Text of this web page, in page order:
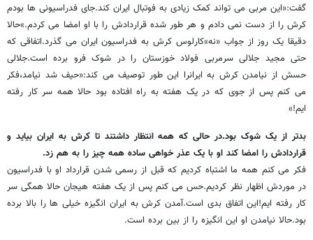
گفت:«این مربی می تواند کمک زیادی به فوتبال ایران کند.جای فدراسیونی ها بودم
کرش را از دست نمی دادم و هر طور شده قراردادش را با او امضا می کردم.»حالا
دقیقا یک روز از جواب «نه»کارلوس کرش به فدراسیون ایران می گذرد.اتفاقی که
حتی مجید جلالی سرمربی فولاد خوزستان را در شوک فرو برده است.جلالی
حسش از نیامدن کرش به ایرانرا این طور توصیف می کند:«حیف شد نیامد،فکر
می کنم پس از جوی که در یک هفته به راه افتاده بود حالا همه سر کار رفته
ایم!»
بدتر از یک شوک بود.در حالی که همه انتظار داشتند تا کرش به ایران بیاید و
قراردادش را امضا کند او با یک عذر خواهی ساده همه چیز را به هم زد.
فکر می کنم همه ما اشتباه کردیم که قبل از رسمی شدن قرارداد او با فدراسیون
در موردش اظهار نظر کردیم.حس می کنم پس از یک هفته هیجان حالا همگی سر
کار رفته ایم!این اتفاق بدی است.آمدن کرش به ایران انگیزه خیلی ها را بالا برده
بود.حالا نیامدن او این انگیزه را از بین برده است.